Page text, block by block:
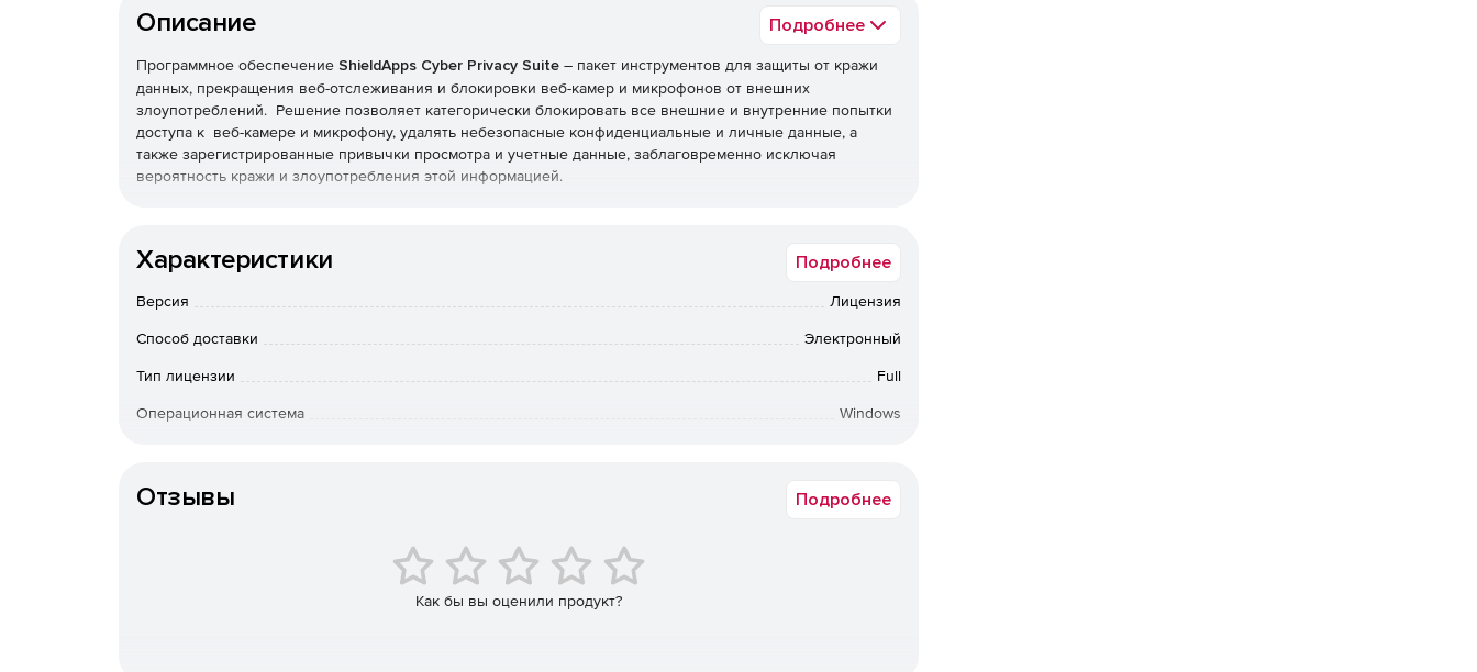
Описание Подробнее
Программное обеспечение ShieldApps Cyber Privacy Suite – пакет инструментов для защиты от кражи
данных, прекращения веб-отслеживания и блокировки веб-камер и микрофонов от внешних
злоупотреблений. Решение позволяет категорически блокировать все внешние и внутренние попытки
доступа к веб-камере и микрофону, удалять небезопасные конфиденциальные и личные данные, а
также зарегистрированные привычки просмотра и учетные данные, заблаговременно исключая
вероятность кражи и злоупотребления этой информацией.
Cyber ​​Privacy Suite активно блокирует попытки снятия отпечатков пальцев, отслеживания и
Cyber ​​Privacy Suite сканирует компьютер для отслеживания учетных данных для входа на веб-сайты,
Cyber ​​Privacy Suite круглосуточно отслеживает компьютер на предмет попыток фишинга и
Позволяет автоматически блокировать файлы cookie.
Характеристики Подробнее
Версия Лицензия
Способ доставки Электронный
Тип лицензии Full
Операционная система Windows
Отзывы Подробнее
Как бы вы оценили продукт?